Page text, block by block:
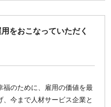
をおこなっていただく
福のために、雇用の価値を最
今まで人材サービス企業と